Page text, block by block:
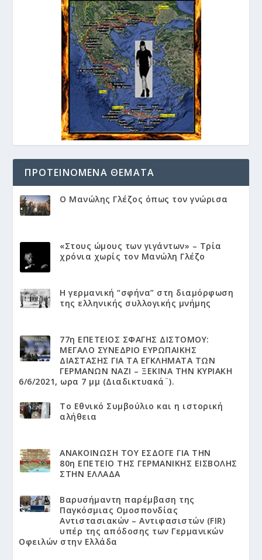
ΠΡΟΤΕΙΝΌΜΕΝΑ ΘΈΜΑΤΑ
Ο Μανώλης Γλέζος όπως τον γνώρισα
«Στους ώμους των γιγάντων» – Τρία
χρόνια χωρίς τον Μανώλη Γλέζο
Η γερμανική “σφήνα” στη διαμόρφωση
της ελληνικής συλλογικής μνήμης
77η ΕΠΕΤΕΙΟΣ ΣΦΑΓΗΣ ΔΙΣΤΟΜΟΥ:
ΜΕΓΑΛΟ ΣΥΝΕΔΡΙΟ ΕΥΡΩΠΑΙΚΗΣ
ΔΙΑΣΤΑΣΗΣ ΓΙΑ ΤΑ ΕΓΚΛΗΜΑΤΑ ΤΩΝ
ΓΕΡΜΑΝΩΝ ΝΑΖΙ – ΞΕΚΙΝΑ ΤΗΝ ΚΥΡΙΑΚΗ
6/6/2021, ωρα 7 μμ (Διαδικτυακά¨).
Το Εθνικό Συμβούλιο και η ιστορική
αλήθεια
ΑΝΑΚΟΙΝΩΣΗ ΤΟΥ ΕΣΔΟΓΕ ΓΙΑ ΤΗΝ
80η ΕΠΕΤΕΙΟ ΤΗΣ ΓΕΡΜΑΝΙΚΗΣ ΕΙΣΒΟΛΗΣ
ΣΤΗΝ ΕΛΛΑΔΑ
Βαρυσήμαντη παρέμβαση της
Παγκόσμιας Ομοσπονδίας
Αντιστασιακών – Αντιφασιστών (FIR)
υπέρ της απόδοσης των Γερμανικών
Οφειλών στην Ελλάδα